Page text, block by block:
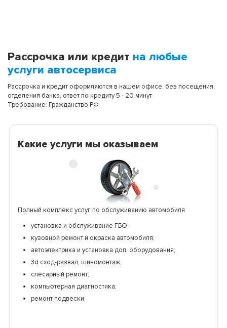
Рассрочка или кредит на любые
услуги автосервиса
Рассрочка и кредит оформляются в нашем офисе, без посещения
отделения банка, ответ по кредиту 5 - 20 минут
Требование: Гражданство РФ
Какие услуги мы оказываем
Полный комплекс услуг по обслуживанию автомобиля
установка и обслуживание ГБО;
кузовной ремонт и окраска автомобиля;
автоэлектрика и установка доп. оборудования;
3d сход-развал, шиномонтаж;
слесарный ремонт;
компьютерная диагностика;
ремонт подвески;